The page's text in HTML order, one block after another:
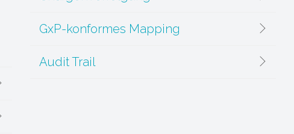
GxP-konformes Mapping
Audit Trail